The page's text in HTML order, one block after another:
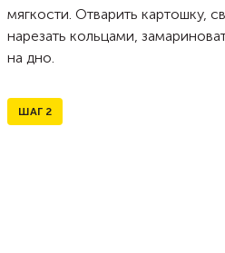
мягкости. Отварить картошку,
нарезать кольцами,
на дно.
ШАГ 2